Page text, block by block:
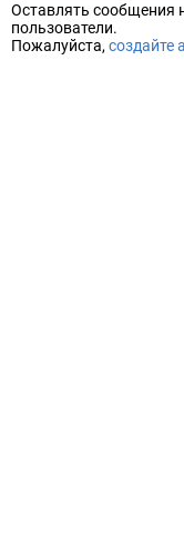
Оставлять сообщения
пользователи.
Пожалуйста, создайте